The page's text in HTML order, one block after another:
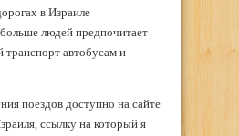
в Израиле
людей предпочитает
автобусам и
поездов доступно на сайте
ссылку на который я